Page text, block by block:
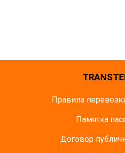
Правила
Памятка
Договор